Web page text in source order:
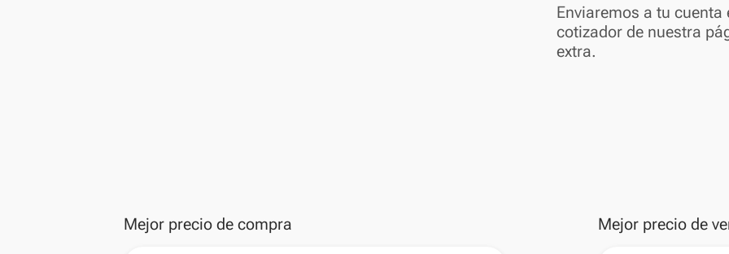
Enviaremos a tu
cotizador de nuestra
extra.
Mejor precio de compra Mejor precio de